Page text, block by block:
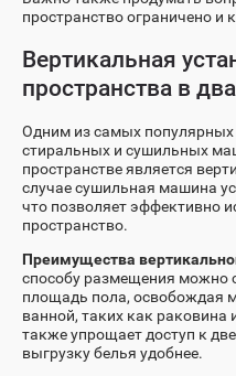
пространство ограничено и
Вертикальная
пространства в
Одним из самых популярных
стиральных и сушильных
пространстве является
случае сушильная машина
что позволяет эффективно
пространство.
Преимущества
способу размещения можно
площадь пола, освобождая
ванной, таких как
также упрощает доступ к
выгрузку белья удобнее.